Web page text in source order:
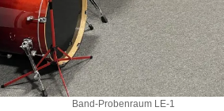
Band-Probenraum LE-1